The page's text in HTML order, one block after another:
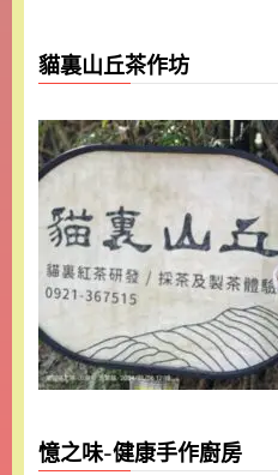
貓裏山丘茶作坊
憶之味-健康手作廚房